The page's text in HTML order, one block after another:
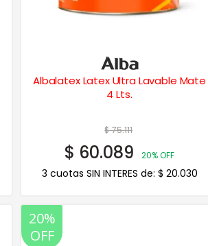
Albalatex Latex Ultra Lavable Mate
4 Lts.
$75.111
$ 60.089 20% OFF
3 cuotas SIN INTERES de: $ 20.030
20%
OFF